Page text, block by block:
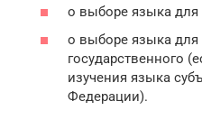
о выборе языка для
о выборе языка для
государственного
изучения языка
Федерации).